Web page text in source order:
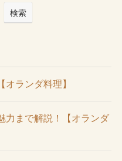
検索
ランダ料理】
力まで解説！【オランダ